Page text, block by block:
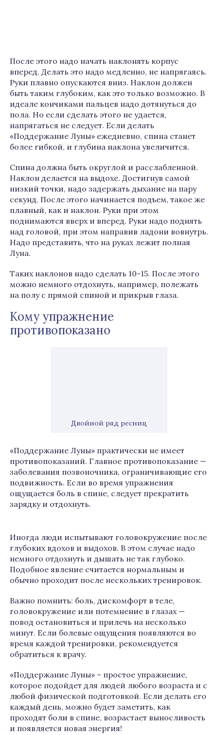
После этого надо начать наклонять корпус
вперед. Делать это надо медленно, не напрягаясь.
Руки плавно опускаются вниз. Наклон должен
быть таким глубоким, как это только возможно. В
идеале кончиками пальцев надо дотянуться до
пола. Но если сделать этого не удается,
напрягаться не следует. Если делать
«Поддержание Луны» ежедневно, спина станет
более гибкой, и глубина наклона увеличится.
Спина должна быть округлой и расслабленной.
Наклон делается на выдохе. Достигнув самой
низкий точки, надо задержать дыхание на пару
секунд. После этого начинается подъем, такое же
плавный, как и наклон. Руки при этом
поднимаются вверх и вперед. Руки надо поднять
над головой, при этом направив ладони вовнутрь.
Надо представить, что на руках лежит полная
Луна.
Таких наклонов надо сделать 10-15. После этого
можно немного отдохнуть, например, полежать
на полу с прямой спиной и прикрыв глаза.
Кому упражнение
противопоказано
Двойной ряд ресниц
«Поддержание Луны» практически не имеет
противопоказаний. Главное противопоказание —
заболевания позвоночника, ограничивающие его
подвижность. Если во время упражнения
ощущается боль в спине, следует прекратить
зарядку и отдохнуть.
Иногда люди испытывают головокружение после
глубоких вдохов и выдохов. В этом случае надо
немного отдохнуть и дышать не так глубоко.
Подобное явление считается нормальным и
обычно проходит после нескольких тренировок.
Важно помнить: боль, дискомфорт в теле,
головокружение или потемнение в глазах —
повод остановиться и прилечь на несколько
минут. Если болевые ощущения появляются во
время каждой тренировки, рекомендуется
обратиться к врачу.
«Поддержание Луны» – простое упражнение,
которое подойдет для людей любого возраста и с
любой физической подготовкой. Если делать его
каждый день, можно будет заметить, как
проходят боли в спине, возрастает выносливость
и появляется новая энергия!